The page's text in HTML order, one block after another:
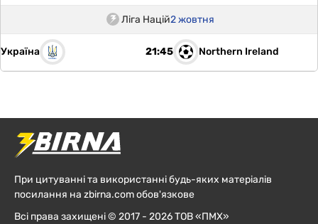
Ліга Націй2 жовтня
Україна 21:45 Northern Ireland
При цитуванні та використанні будь-яких матеріалів
посилання на zbirna.com обов'язкове
Всі права захищені © 2017 - 2026 ТОВ «ПМХ»